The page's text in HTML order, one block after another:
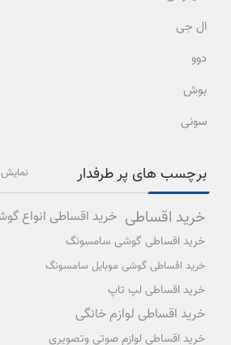
ال جی
دوو
بوش
سونی
برچسب های پر طرفدار
خرید اقساطی خرید اقساطی انواع
خرید اقساطی گوشی سامسونگ
خرید اقساطی گوشی موبایل سامسونگ
خرید اقساطی لپ تاپ
خرید اقساطی لوازم خانگی
خرید اقساطی لوازم صوتی وتصویری